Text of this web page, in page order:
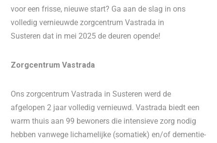
voor een frisse, nieuwe start? Ga aan de slag in ons
volledig vernieuwde zorgcentrum Vastrada in
Susteren dat in mei 2025 de deuren opende!
Zorgcentrum Vastrada
Ons zorgcentrum Vastrada in Susteren werd de
afgelopen 2 jaar volledig vernieuwd. Vastrada biedt een
warm thuis aan 99 bewoners die intensieve zorg nodig
hebben vanwege lichamelijke (somatiek) en/of dementie-